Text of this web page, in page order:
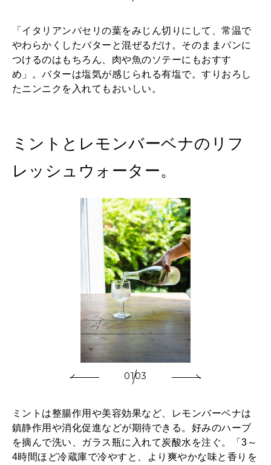
「イタリアンパセリの葉をみじん切りにして、常温で
やわらかくしたバターと混ぜるだけ。そのままパンに
つけるのはもちろん、肉や魚のソテーにもおすす
め」。バターは塩気が感じられる有塩で。すりおろし
たニンニクを入れてもおいしい。
ミントとレモンバーベナのリフ
レッシュウォーター。
0103
ミントは整腸作用や美容効果など、レモンバーベナは
鎮静作用や消化促進などが期待できる。好みのハーブ
を摘んで洗い、ガラス瓶に入れて炭酸水を注ぐ。「3～
4時間ほど冷蔵庫で冷やすと、より爽やかな味と香りを